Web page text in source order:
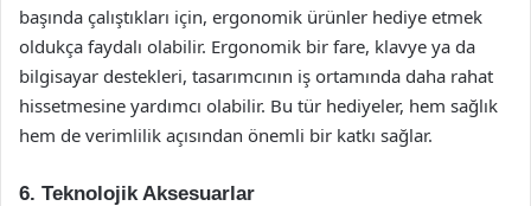
başında çalıştıkları için, ergonomik ürünler hediye etmek
oldukça faydalı olabilir. Ergonomik bir fare, klavye ya da
bilgisayar destekleri, tasarımcının iş ortamında daha rahat
hissetmesine yardımcı olabilir. Bu tür hediyeler, hem sağlık
hem de verimlilik açısından önemli bir katkı sağlar.
6. Teknolojik Aksesuarlar